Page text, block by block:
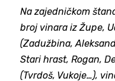
Na zajedničkom
broj vinara iz Župe,
(Zadužbina,
Stari hrast, Rogan,
(Tvrdoš, Vukoje…),